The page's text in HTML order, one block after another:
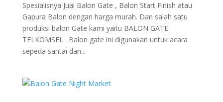
Spesialisnya Jual Balon Gate , Balon Start Finish atau
Gapura Balon dengan harga murah. Dan salah satu
produksi balon Gate kami yaitu BALON GATE
TELKOMSEL. Balon gate ini digunakan untuk acara
sepeda santai dan...